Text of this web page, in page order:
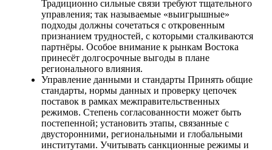
Традиционно сильные связи требуют тщательного
управления; так называемые «выигрышные»
подходы должны сочетаться с откровенным
признанием трудностей, с которыми сталкиваются
партнёры. Особое внимание к рынкам Востока
принесёт долгосрочные выгоды в плане
регионального влияния.
Управление данными и стандарты Принять общие
стандарты, нормы данных и проверку цепочек
поставок в рамках межправительственных
режимов. Степень согласованности может быть
постепенной; установить этапы, связанные с
двусторонними, региональными и глобальными
институтами. Учитывать санкционные режимы и